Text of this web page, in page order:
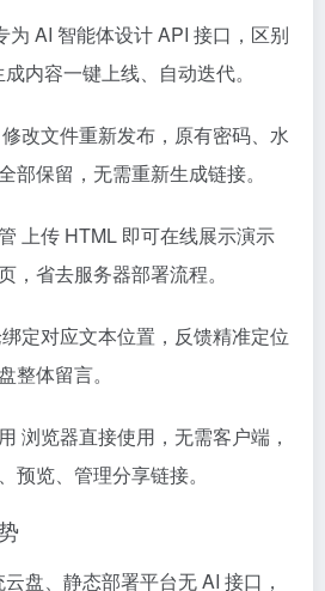
为 AI 智能体设计 API 接口，区别
内容一键上线、自动迭代。
改文件重新发布，原有密码、水
部保留，无需重新生成链接。
上传 HTML 即可在线展示演示
，省去服务器部署流程。
定对应文本位置，反馈精准定位
整体留言。
浏览器直接使用，无需客户端，
预览、管理分享链接。
盘、静态部署平台无 AI 接口，